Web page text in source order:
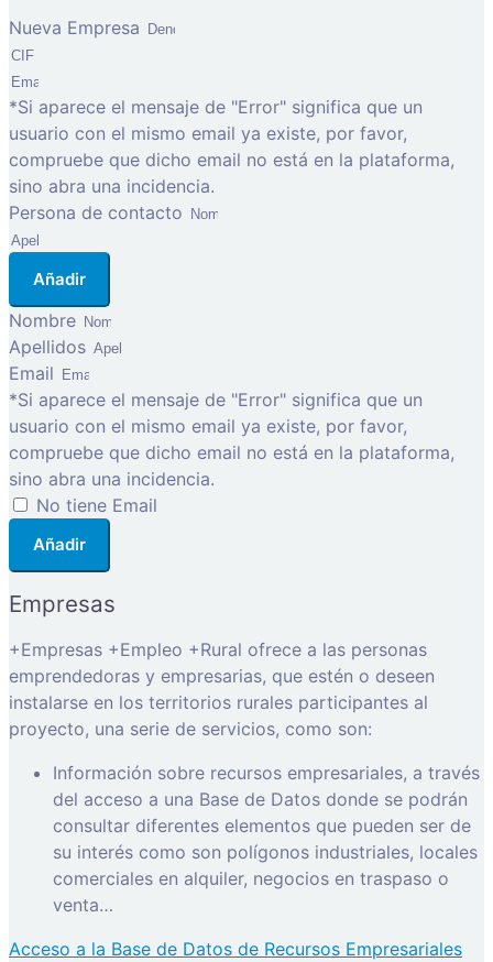
Nueva Empresa
*Si aparece el mensaje de "Error" significa que un
usuario con el mismo email ya existe, por favor,
compruebe que dicho email no está en la plataforma,
sino abra una incidencia.
Persona de contacto
Añadir
Nombre
Apellidos
Email
*Si aparece el mensaje de "Error" significa que un
usuario con el mismo email ya existe, por favor,
compruebe que dicho email no está en la plataforma,
sino abra una incidencia.
No tiene Email
Añadir
Empresas
+Empresas +Empleo +Rural ofrece a las personas
emprendedoras y empresarias, que estén o deseen
instalarse en los territorios rurales participantes al
proyecto, una serie de servicios, como son:
Información sobre recursos empresariales, a través
del acceso a una Base de Datos donde se podrán
consultar diferentes elementos que pueden ser de
su interés como son polígonos industriales, locales
comerciales en alquiler, negocios en traspaso o
venta…
Acceso a la Base de Datos de Recursos Empresariales